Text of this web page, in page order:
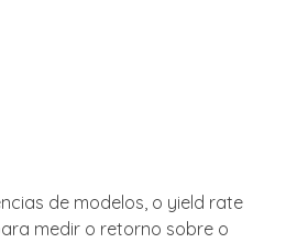
de modelos, o yield rate
medir o retorno sobre o